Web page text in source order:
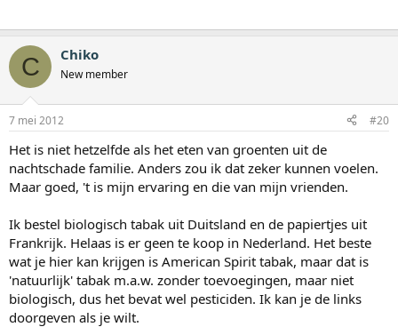
C Chiko
New member
7 mei 2012 #20
Het is niet hetzelfde als het eten van groenten uit de
nachtschade familie. Anders zou ik dat zeker kunnen voelen.
Maar goed, 't is mijn ervaring en die van mijn vrienden.
Ik bestel biologisch tabak uit Duitsland en de papiertjes uit
Frankrijk. Helaas is er geen te koop in Nederland. Het beste
wat je hier kan krijgen is American Spirit tabak, maar dat is
'natuurlijk' tabak m.a.w. zonder toevoegingen, maar niet
biologisch, dus het bevat wel pesticiden. Ik kan je de links
doorgeven als je wilt.